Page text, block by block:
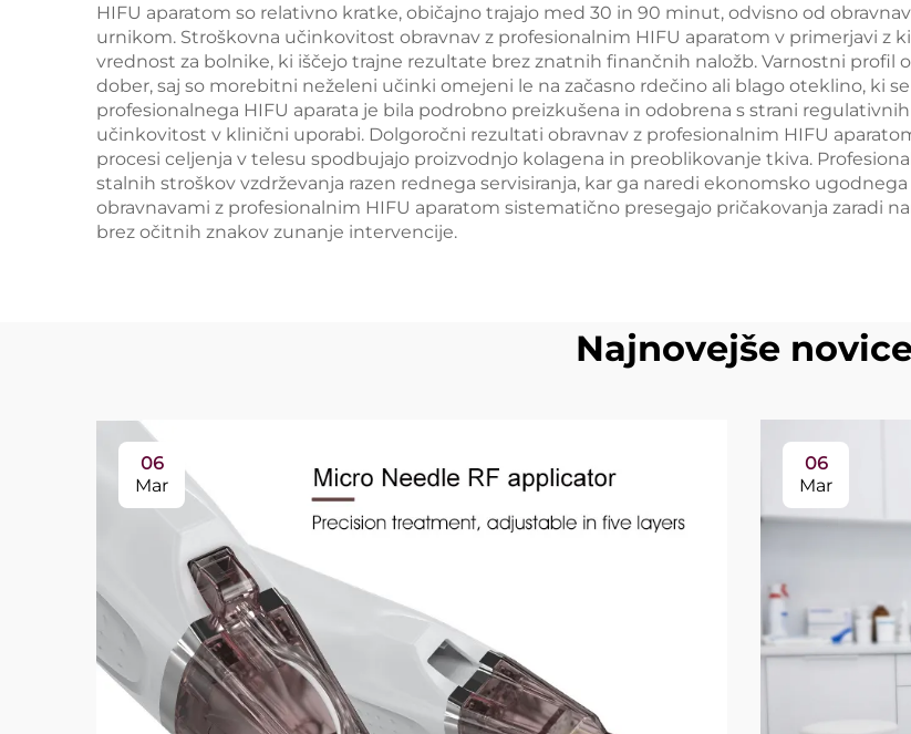
HIFU aparatom so relativno kratke, običajno trajajo med 30 in 90 minut, odvisno od
urnikom. Stroškovna učinkovitost obravnav z profesionalnim HIFU aparatom v primerjavi
vrednost za bolnike, ki iščejo trajne rezultate brez znatnih finančnih naložb. Varnostni profil
dober, saj so morebitni neželeni učinki omejeni le na začasno rdečino ali blago oteklino, ki
profesionalnega HIFU aparata je bila podrobno preizkušena in odobrena s strani
učinkovitost v klinični uporabi. Dolgoročni rezultati obravnav z profesionalnim HIFU
procesi celjenja v telesu spodbujajo proizvodnjo kolagena in preoblikovanje tkiva.
stalnih stroškov vzdrževanja razen rednega servisiranja, kar ga naredi ekonomsko
obravnavami z profesionalnim HIFU aparatom sistematično presegajo pričakovanja zaradi
brez očitnih znakov zunanje intervencije.
Najnovejše
06
Mar
06
Mar